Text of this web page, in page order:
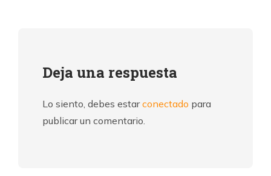
Deja una respuesta
Lo siento, debes estarconectado para
publicar un comentario.